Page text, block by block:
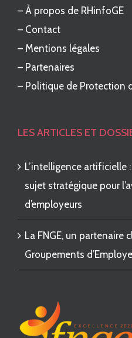
– À propos de RHinfoGE
– Contact
– Mentions légales
– Partenaires
– Politique de Protection
LES ARTICLES ET
L’intelligence artificielle :
sujet stratégique pour
d’employeurs
La FNGE, un partenaire
Groupements